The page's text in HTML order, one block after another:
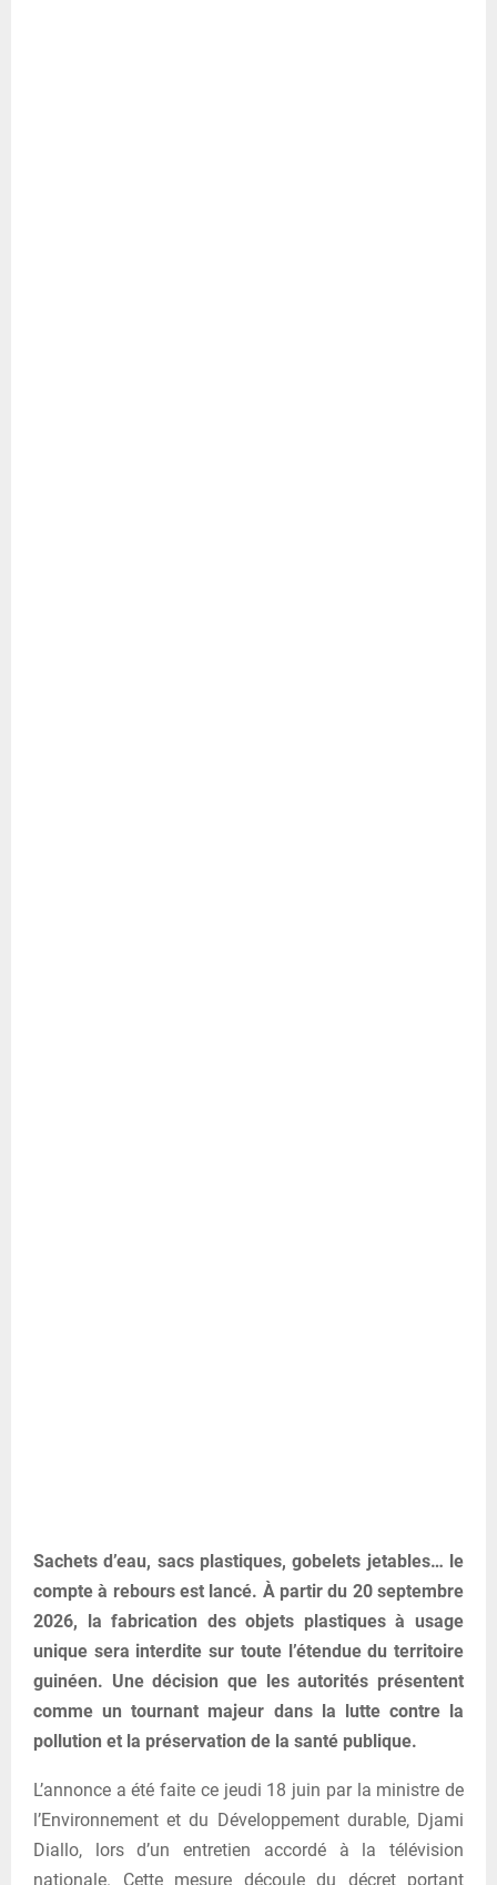
Sachets d’eau, sacs plastiques, gobelets jetables… le
compte à rebours est lancé. À partir du 20 septembre
2026, la fabrication des objets plastiques à usage
unique sera interdite sur toute l’étendue du territoire
guinéen. Une décision que les autorités présentent
comme un tournant majeur dans la lutte contre la
pollution et la préservation de la santé publique.
L’annonce a été faite ce jeudi 18 juin par la ministre de
l’Environnement et du Développement durable, Djami
Diallo, lors d’un entretien accordé à la télévision
nationale. Cette mesure découle du décret portant